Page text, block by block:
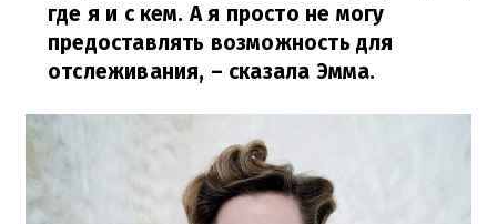
где я и с кем. А я просто не могу
предоставлять возможность для
отслеживания, – сказала Эмма.